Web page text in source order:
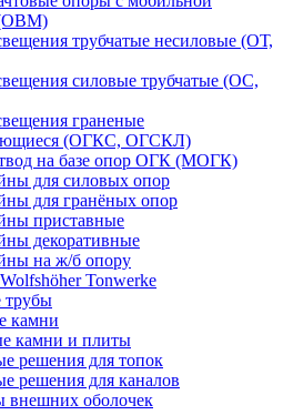
(ОВМ)
трубчатые несиловые (ОТ,
силовые трубчатые (ОС,
граненые
(ОГКС, ОГСКЛ)
на базе опор ОГК (МОГК)
для силовых опор
для гранёных опор
приставные
декоративные
на ж/б опору
Tonwerke
камни
камни и плиты
решения для топок
решения для каналов
внешних оболочек